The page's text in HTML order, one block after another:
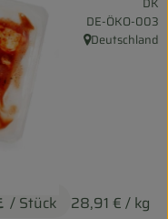
/ Stück 28,91 € / kg
, Kontrollstelle:
DE-ÖKO-003
, Herkunft:
Deutschland